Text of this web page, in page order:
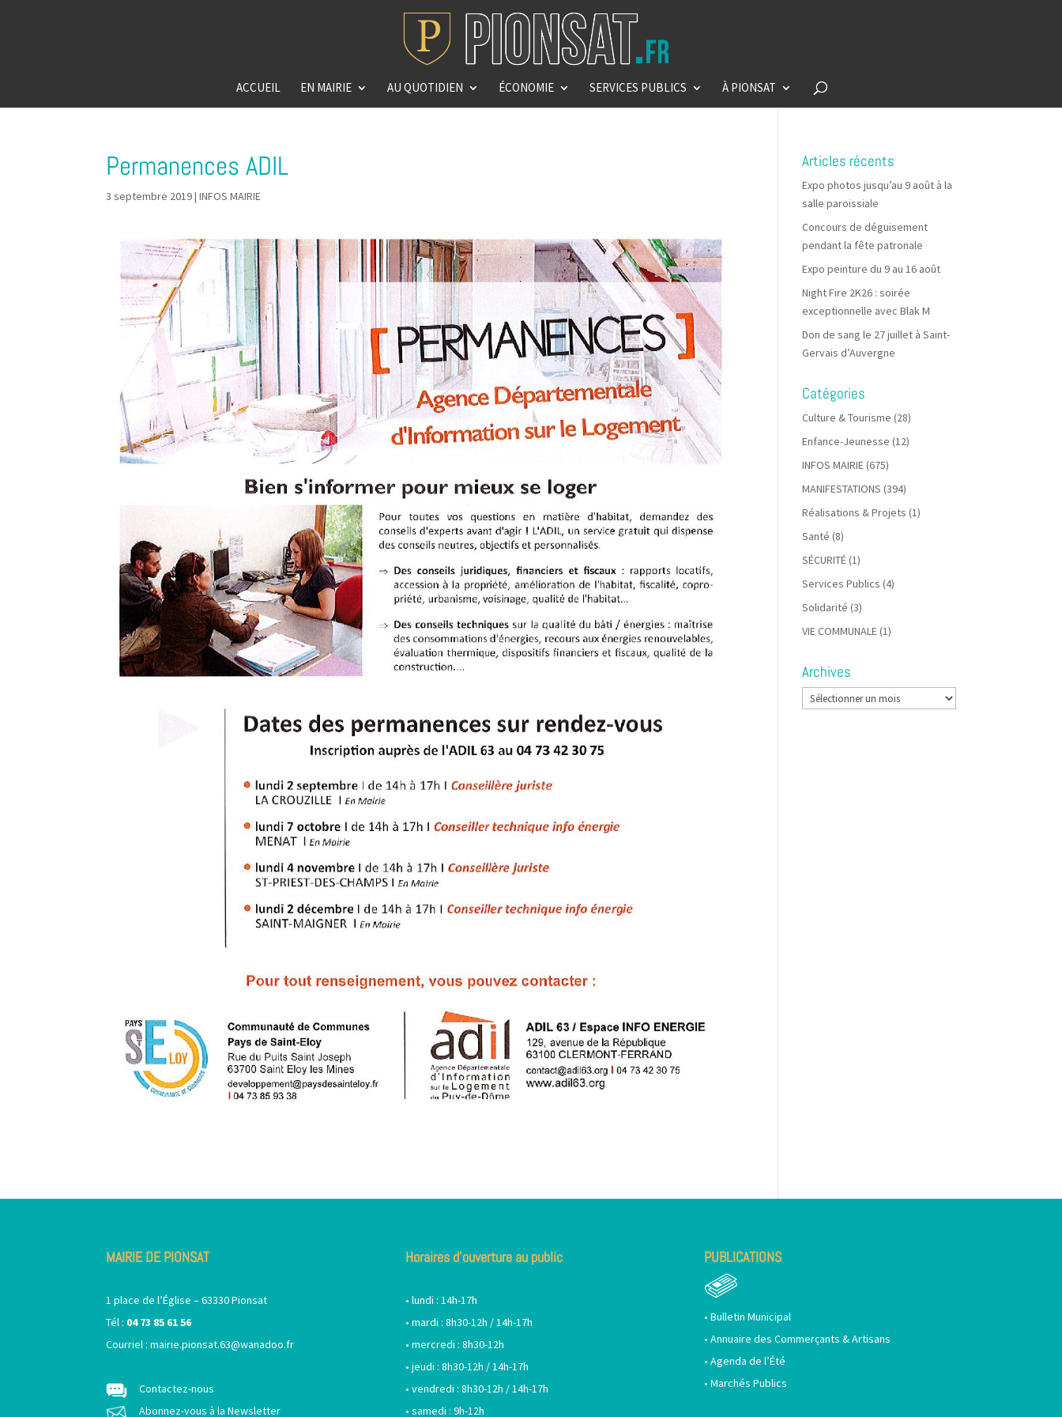
ACCUEIL EN MAIRIE AU QUOTIDIEN ÉCONOMIE SERVICES PUBLICS À PIONSAT
Permanences ADIL
3 septembre 2019|INFOS MAIRIE
Articles récents
Expo photos jusqu’au 9 août à la
salle paroissiale
Concours de déguisement
pendant la fête patronale
Expo peinture du 9 au 16 août
Night Fire 2K26 : soirée
exceptionnelle avec Blak M
Don de sang le 27 juillet à Saint-
Gervais d’Auvergne
Catégories
Culture & Tourisme (28)
Enfance-Jeunesse (12)
INFOS MAIRIE(675)
MANIFESTATIONS (394)
Réalisations & Projets (1)
Santé (8)
SÉCURITÉ(1)
Services Publics (4)
Solidarité (3)
VIE COMMUNALE(1)
Archives
Archives
MAIRIE DE PIONSAT
1 place de l’Église – 63330 Pionsat
Tél : 04 73 85 61 56
Courriel :mairie.pionsat.63@wanadoo.fr
Contactez-nous
Abonnez-vous à la Newsletter
Horaires d’ouverture au public
• lundi : 14h-17h
• mardi : 8h30-12h / 14h-17h
• mercredi : 8h30-12h
• jeudi : 8h30-12h / 14h-17h
• vendredi : 8h30-12h / 14h-17h
• samedi : 9h-12h
PUBLICATIONS
• Bulletin Municipal
• Annuaire des Commerçants & Artisans
• Agenda de l’Été
• Marchés Publics